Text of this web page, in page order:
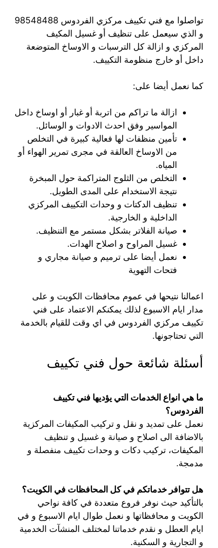
تواصلوا مع فني تكييف مركزي الفردوس 98548488
و الذي سيعمل على تنظيف أو غسيل المكيف
المركزي و ازالة كل الترسبات و الاوساخ المتوضعة
داخل أو خارج منظومة التكييف.
كما نعمل أيضا على:
ازالة ما تراكم من اتربة أو غبار أو اوساخ داخل
المواسير وفق احدث الادوات و الوسائل.
تأمين منظفات لها فعالية كبيرة في التخلص
من الاوساخ العالقة في مجرى تمرير الهواء أو
المياه.
التخلص من الثلوج المتراكمة حول المبخرة
نتيجة الاستخدام على المدى الطويل.
تنظيف الدكتات و وحدات التكييف المركزي
الداخلية و الخارجية.
صيانة الفلاتر بشكل مستمر مع التنظيف.
غسيل المراوح و اصلاح الهدات.
نعمل أيضا على ترميم و صيانة مجاري و
فتحات التهوية
اعمالنا نتيحها في عموم محافظات الكويت و على
مدار ايام الاسبوع لذلك يمكنكم الاعتماد على فني
تكييف مركزي الفردوس في اي وقت للقيام بالخدمة
التي تحتاجونها.
أسئلة شائعة حول فني تكييف
ما هي انواع الخدمات التي يؤديها فني تكييف
الفردوس؟
نعمل على تمديد و نقل و تركيب المكيفات المركزية
بالاضافة الى اصلاح و صيانة و غسيل و تنظيف
المكيفات، تركيب دكات و وحدات تكييف منفصلة و
مدمجة.
هل تتوافر خدماتكم في كل المحافظات في الكويت؟
بالتأكيد حيث نوفر فروع متعددة في كافة نواحي
الكويت و محافظاتها و نعمل طوال ايام الاسبوع و في
ايام العطل و نقدم خدماتنا لمختلف المنشآت الخدمية
و التجارية و السكنية.